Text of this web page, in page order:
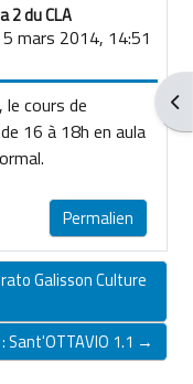
2 du CLA
mars 2014, 14:51
le cours de
16 à 18h en aula
Permalien
Galisson Culture
: Sant'OTTAVIO 1.1 →